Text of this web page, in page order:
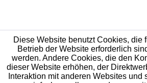
Diese Website benutzt Cookies, die
Betrieb der Website erforderlich
werden. Andere Cookies, die den
dieser Website erhöhen, der
Interaktion mit anderen Websites und